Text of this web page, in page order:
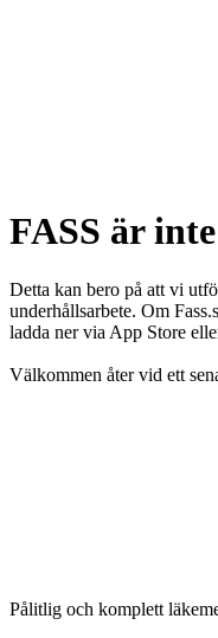
FASS är
Detta kan bero på att vi
underhållsarbete. Om
ladda ner via App Store
Välkommen åter vid ett
Pålitlig och komplett